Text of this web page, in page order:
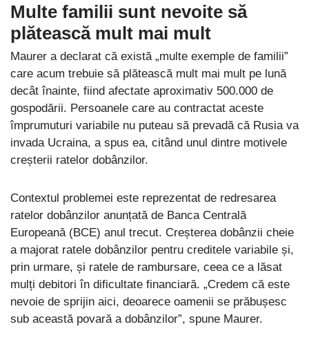
Multe familii sunt nevoite să
plătească mult mai mult
Maurer a declarat că există „multe exemple de familii”
care acum trebuie să plătească mult mai mult pe lună
decât înainte, fiind afectate aproximativ 500.000 de
gospodării. Persoanele care au contractat aceste
împrumuturi variabile nu puteau să prevadă că Rusia va
invada Ucraina, a spus ea, citând unul dintre motivele
creșterii ratelor dobânzilor.
Contextul problemei este reprezentat de redresarea
ratelor dobânzilor anunțată de Banca Centrală
Europeană (BCE) anul trecut. Creșterea dobânzii cheie
a majorat ratele dobânzilor pentru creditele variabile și,
prin urmare, și ratele de rambursare, ceea ce a lăsat
mulți debitori în dificultate financiară. „Credem că este
nevoie de sprijin aici, deoarece oamenii se prăbușesc
sub această povară a dobânzilor”, spune Maurer.